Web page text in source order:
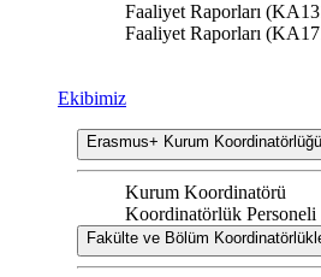
Faaliyet Raporları
Faaliyet Raporları
Ekibimiz
Erasmus+ Kurum Koordinatörlüğü
Kurum Koordinatörü
Koordinatörlük Personeli
Fakülte ve Bölüm